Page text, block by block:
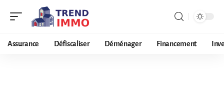
Assurance Défiscaliser Déménager Financement